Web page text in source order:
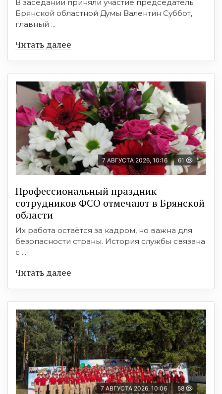
В заседании приняли участие председатель
Брянской областной Думы Валентин Суббот,
главный ...
Читать далее
7 АВГУСТА 2026, 10:16 61
Профессиональный праздник
сотрудников ФСО отмечают в Брянской
области
Их работа остаётся за кадром, но важна для
безопасности страны. История службы связана
с ...
Читать далее
7 АВГУСТА 2026, 10:06 58